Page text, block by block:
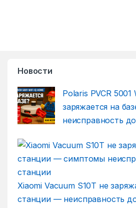
Новости
Polaris PVCR
заряжается на
неисправность
Xiaomi Vacuum S10T не
станции — неисправность